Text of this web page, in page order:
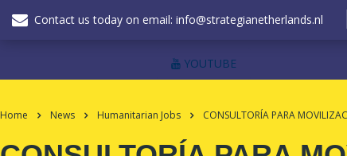
Contact us today on email: info@strategianetherlands.nl
YOUTUBE
Home News Humanitarian Jobs CONSULTORÍA PARA